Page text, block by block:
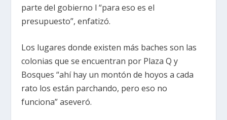
parte del gobierno l “para eso es el
presupuesto”, enfatizó.
Los lugares donde existen más baches son las
colonias que se encuentran por Plaza Q y
Bosques “ahí hay un montón de hoyos a cada
rato los están parchando, pero eso no
funciona” aseveró.